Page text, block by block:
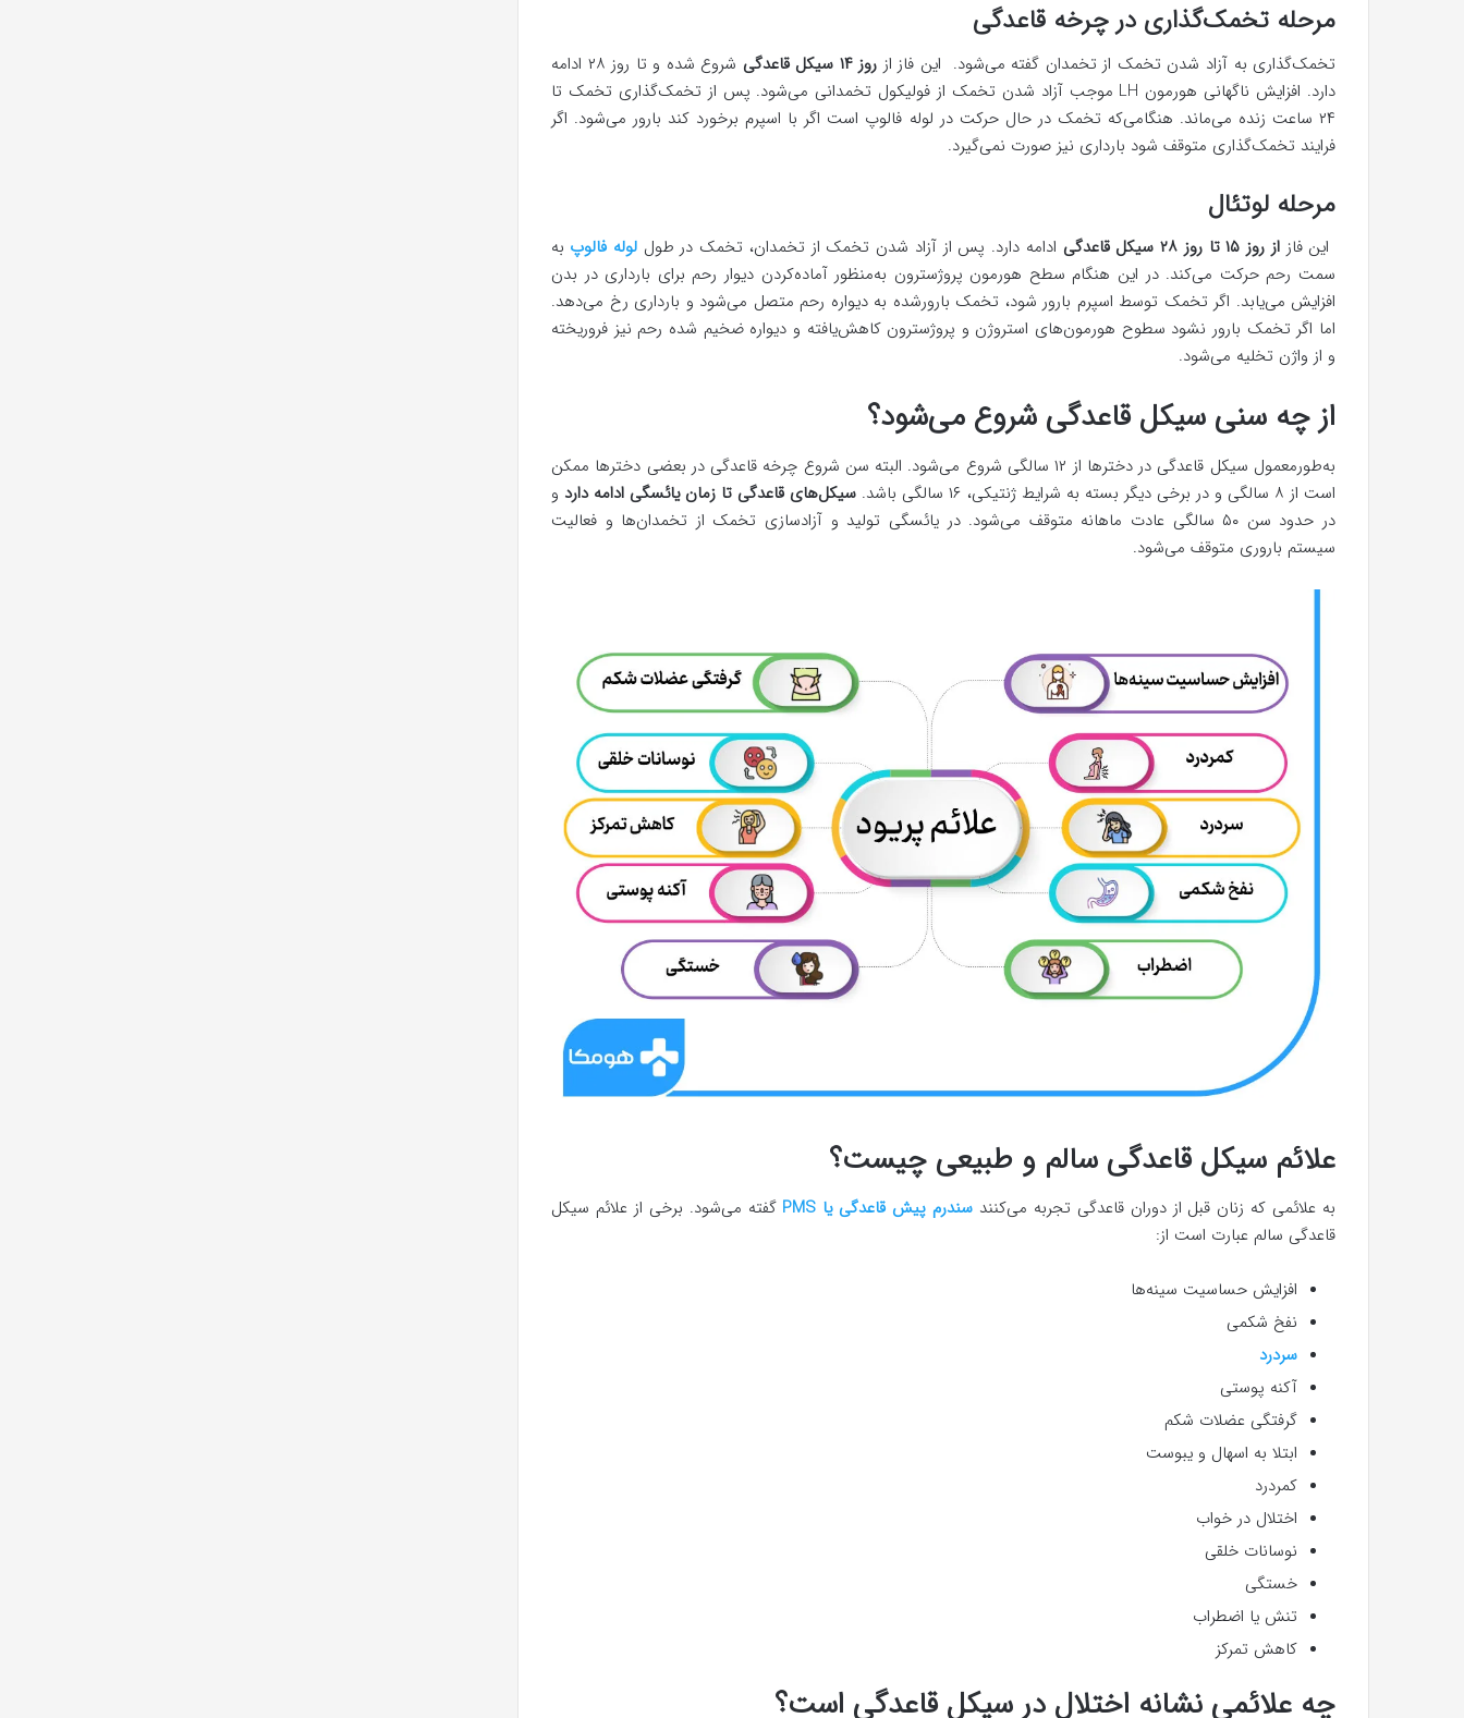
مرحله تخمک‌گذاری در چرخه قاعدگی
تخمک‌گذاری به آزاد شدن تخمک از تخمدان گفته می‌شود. این فاز از روز ۱۴ سیکل قاعدگی
شروع شده و تا روز ۲۸ ادامه
دارد. افزایش ناگهانی هورمون LH موجب آزاد شدن تخمک از فولیکول تخمدانی می‌شود. پس از تخمک‌گذاری تخمک تا
۲۴ ساعت زنده می‌ماند. هنگامی‌که تخمک در حال حرکت در لوله فالوپ است اگر با اسپرم برخورد کند بارور می‌شود. اگر
فرایند تخمک‌گذاری متوقف شود بارداری نیز صورت نمی‌گیرد.
مرحله لوتئال
این فازاز روز ۱۵ تا روز ۲۸ سیکل قاعدگی ادامه دارد. پس از آزاد شدن تخمک از تخمدان، تخمک در طوللوله فالوپ به
سمت رحم حرکت می‌کند. در این هنگام سطح هورمون پروژسترون به‌منظور آماده‌کردن دیوار رحم برای بارداری در بدن
افزایش می‌یابد. اگر تخمک توسط اسپرم بارور شود، تخمک بارورشده به دیواره رحم متصل می‌شود و بارداری رخ می‌دهد.
اما اگر تخمک بارور نشود سطوح هورمون‌های استروژن و پروژسترون کاهش‌یافته و دیواره ضخیم شده رحم نیز فروریخته
و از واژن تخلیه می‌شود.
از چه سنی سیکل قاعدگی شروع می‌شود؟
به‌طورمعمول سیکل قاعدگی در دخترها از ۱۲ سالگی شروع می‌شود. البته سن شروع چرخه قاعدگی در بعضی دخترها ممکن
است از ۸ سالگی و در برخی دیگر بسته به شرایط ژنتیکی، ۱۶ سالگی باشد.
سیکل‌های قاعدگی تا زمان یائسگی ادامه دارد و
در حدود سن ۵۰ سالگی عادت ماهانه متوقف می‌شود. در یائسگی تولید و آزادسازی تخمک از تخمدان‌ها و فعالیت
سیستم باروری متوقف می‌شود.
علائم سیکل قاعدگی سالم و طبیعی چیست؟
به علائمی که زنان قبل از دوران قاعدگی تجربه می‌کنند سندرم پیش قاعدگی یا PMS
گفته می‌شود. برخی از علائم سیکل
قاعدگی سالم عبارت است از:
افزایش حساسیت سینه‌ها
نفخ شکمی
سردرد
آکنه پوستی
گرفتگی عضلات شکم
ابتلا به اسهال و یبوست
کمردرد
اختلال در خواب
نوسانات خلقی
خستگی
تنش یا اضطراب
کاهش تمرکز
چه علائمی نشانه اختلال در سیکل قاعدگی است؟